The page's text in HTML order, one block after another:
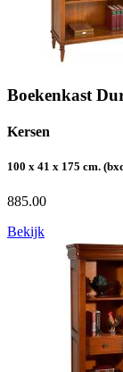
Boekenkast
Kersen
100 x 41 x 175 cm.
885.00
Bekijk